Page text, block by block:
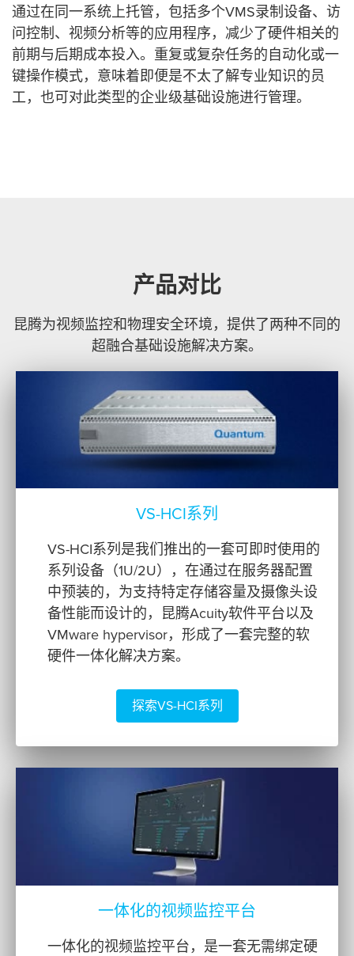
通过在同一系统上托管，包括多个VMS录制设备、访
问控制、视频分析等的应用程序，减少了硬件相关的
前期与后期成本投入。重复或复杂任务的自动化或一
键操作模式，意味着即便是不太了解专业知识的员
工，也可对此类型的企业级基础设施进行管理。
产品对比
昆腾为视频监控和物理安全环境，提供了两种不同的
超融合基础设施解决方案。
VS-HCI系列
VS-HCI系列是我们推出的一套可即时使用的
系列设备（1U/2U），在通过在服务器配置
中预装的，为支持特定存储容量及摄像头设
备性能而设计的，昆腾Acuity软件平台以及
VMware hypervisor，形成了一套完整的软
硬件一体化解决方案。
探索VS-HCI系列
一体化的视频监控平台
一体化的视频监控平台，是一套无需绑定硬